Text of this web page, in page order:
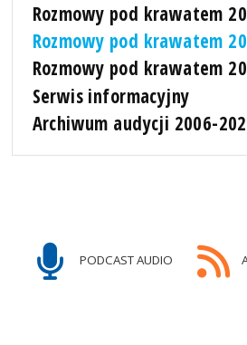
Rozmowy pod krawatem
Rozmowy pod krawatem
Rozmowy pod krawatem
Serwis informacyjny
Archiwum audycji 2006-
PODCAST AUDIO